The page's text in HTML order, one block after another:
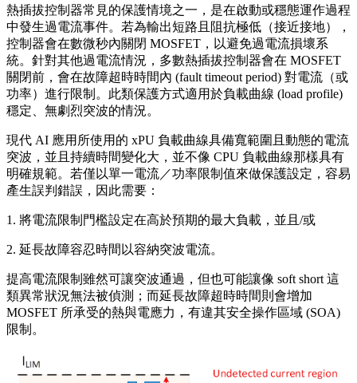
熱插拔控制器常見的保護情境之一，是在啟動或穩態運作過程
中發生過電流事件。若為輸出短路且阻抗極低（接近接地），
控制器會在數微秒內關閉 MOSFET，以避免過電流損壞系
統。針對其他過電流情況，多數熱插拔控制器會在 MOSFET
關閉前，會在故障超時時間內 (fault timeout period) 對電流（或
功率）進行限制。此類保護方式適用於負載曲線 (load profile)
穩定、無劇烈突波的情況。
現代 AI 應用所使用的 xPU 負載曲線具備寬範圍且動態的電流
突波，並且持續時間變化大，並不像 CPU 負載曲線那樣具有
明確規範。若僅以單一電流／功率限制值來做保護設定，容易
產生誤判錯誤，因此需要：
1. 將電流限制門檻設定在高於預期的最大負載，並且/或
2. 延長故障容忍時間以容納突波電流。
提高電流限制雖然可讓突波通過，但也可能讓像 soft short 這
類異常狀況無法被偵測；而延長故障超時時間則會增加
MOSFET 所承受的熱與電應力，有違其安全操作區域 (SOA)
限制。